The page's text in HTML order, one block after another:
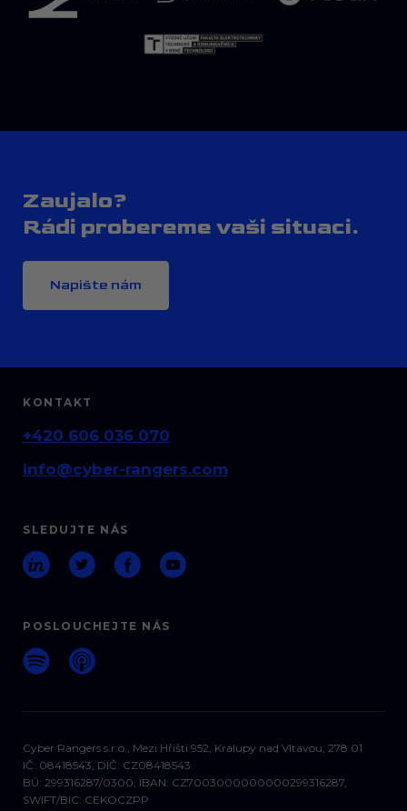
Zaujalo?
Rádi probereme vaši situaci.
Napište nám
KONTAKT
+420 606 036 070
info@cyber-rangers.com
SLEDUJTE NÁS
POSLOUCHEJTE NÁS
Cyber Rangers s.r.o., Mezi Hřišti 952, Kralupy nad Vltavou, 278 01
IČ: 08418543, DIČ: CZ08418543
BÚ: 299316287/0300, IBAN: CZ7003000000000299316287,
SWIFT/BIC: CEKOCZPP